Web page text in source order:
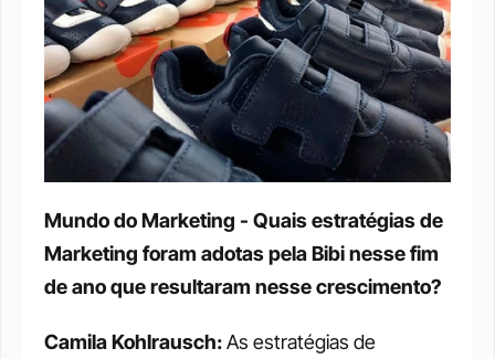
Mundo do Marketing - Quais estratégias de
Marketing foram adotas pela Bibi nesse fim
de ano que resultaram nesse crescimento?
Camila Kohlrausch: As estratégias de